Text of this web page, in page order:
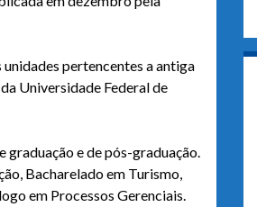
pertencentes a antiga
Universidade Federal de
graduação e de pós-graduação.
Bacharelado em Turismo,
em Processos Gerenciais.